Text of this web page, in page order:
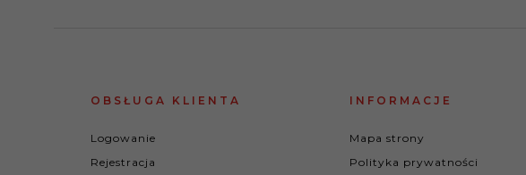
OBSŁUGA KLIENTA
Logowanie
Rejestracja
INFORMACJE
Mapa strony
Polityka prywatności